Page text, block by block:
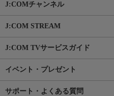
J:COMチャンネル
J:COM STREAM
J:COM TVサービスガイド
イベント・プレゼント
サポート・よくある質問